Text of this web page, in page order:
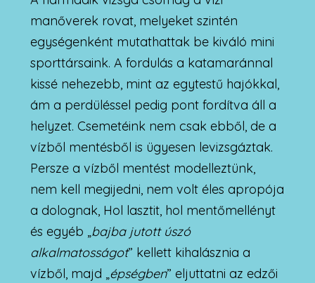
manőverek rovat, melyeket szintén
egységenként mutathattak be kiváló mini
sporttársaink. A fordulás a katamaránnal
kissé nehezebb, mint az egytestű hajókkal,
ám a perdüléssel pedig pont fordítva áll a
helyzet. Csemetéink nem csak ebből, de a
vízből mentésből is ügyesen levizsgáztak.
Persze a vízből mentést modelleztünk,
nem kell megijedni, nem volt éles apropója
a dolognak, Hol lasztit, hol mentőmellényt
és egyéb „bajba jutott úszó
alkalmatosságot” kellett kihalásznia a
vízből, majd „épségben” eljuttatni az edzői